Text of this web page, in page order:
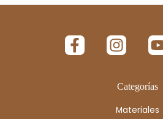
Categorías
Materiales